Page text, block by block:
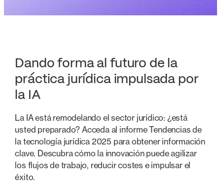
Dando forma al futuro de la
práctica jurídica impulsada por
la IA
La IA está remodelando el sector jurídico: ¿está
usted preparado? Acceda al informe Tendencias de
la tecnología jurídica 2025 para obtener información
clave. Descubra cómo la innovación puede agilizar
los flujos de trabajo, reducir costes e impulsar el
éxito.